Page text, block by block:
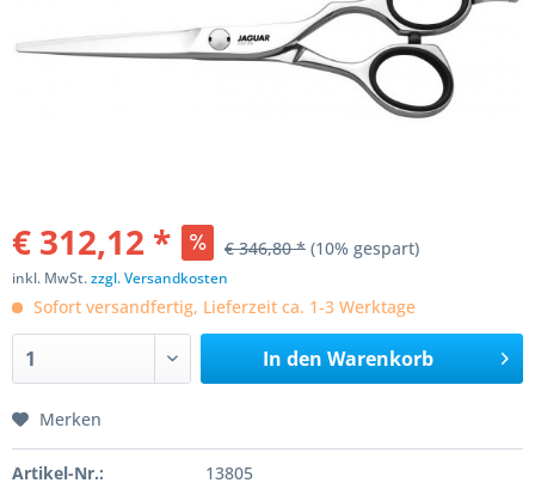
€ 312,12 * € 346,80 * (10% gespart)
inkl. MwSt.zzgl. Versandkosten
Sofort versandfertig, Lieferzeit ca. 1-3 Werktage
In den Warenkorb
Merken
Artikel-Nr.:
13805